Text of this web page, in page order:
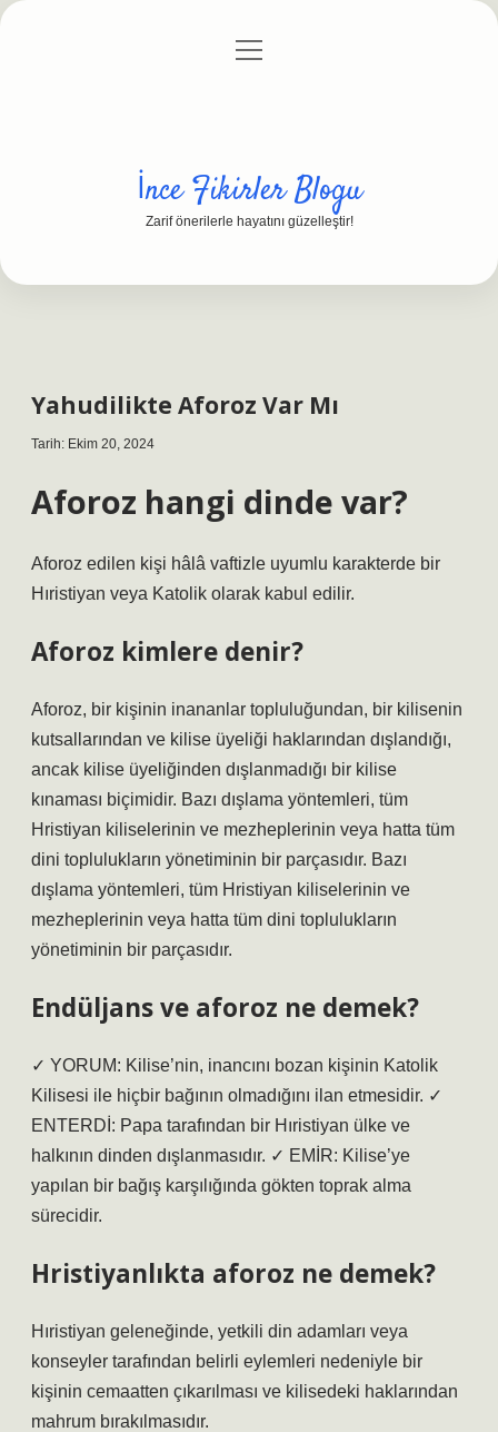
Gizlilik Politikası
menüyü
İnce Fikirler Blogu
Zarif önerilerle hayatını güzelleştir!
Yahudilikte Aforoz Var Mı
Tarih: Ekim 20, 2024
Aforoz hangi dinde var?
Aforoz edilen kişi hâlâ vaftizle uyumlu karakterde bir
Hıristiyan veya Katolik olarak kabul edilir.
Aforoz kimlere denir?
Aforoz, bir kişinin inananlar topluluğundan, bir kilisenin
kutsallarından ve kilise üyeliği haklarından dışlandığı,
ancak kilise üyeliğinden dışlanmadığı bir kilise
kınaması biçimidir. Bazı dışlama yöntemleri, tüm
Hristiyan kiliselerinin ve mezheplerinin veya hatta tüm
dini toplulukların yönetiminin bir parçasıdır. Bazı
dışlama yöntemleri, tüm Hristiyan kiliselerinin ve
mezheplerinin veya hatta tüm dini toplulukların
yönetiminin bir parçasıdır.
Endüljans ve aforoz ne demek?
✓ YORUM: Kilise’nin, inancını bozan kişinin Katolik
Kilisesi ile hiçbir bağının olmadığını ilan etmesidir. ✓
ENTERDİ: Papa tarafından bir Hıristiyan ülke ve
halkının dinden dışlanmasıdır. ✓ EMİR: Kilise’ye
yapılan bir bağış karşılığında gökten toprak alma
sürecidir.
Hristiyanlıkta aforoz ne demek?
Hıristiyan geleneğinde, yetkili din adamları veya
konseyler tarafından belirli eylemleri nedeniyle bir
kişinin cemaatten çıkarılması ve kilisedeki haklarından
mahrum bırakılmasıdır.